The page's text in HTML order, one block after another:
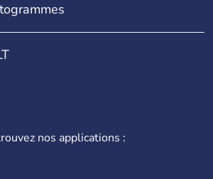
nos applications :